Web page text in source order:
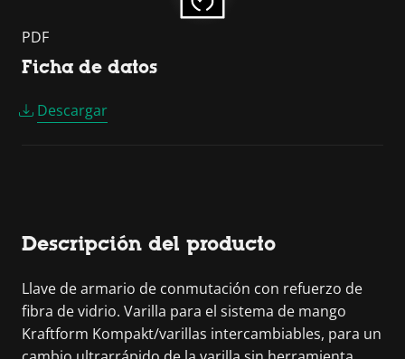
PDF
Ficha de datos
Descargar
Descripción del producto
Llave de armario de conmutación con refuerzo de
fibra de vidrio. Varilla para el sistema de mango
Kraftform Kompakt/varillas intercambiables, para un